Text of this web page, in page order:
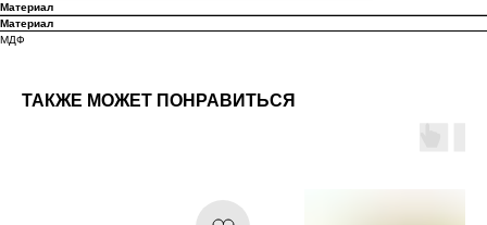
Материал
Материал
МДФ
ТАКЖЕ МОЖЕТ ПОНРАВИТЬСЯ